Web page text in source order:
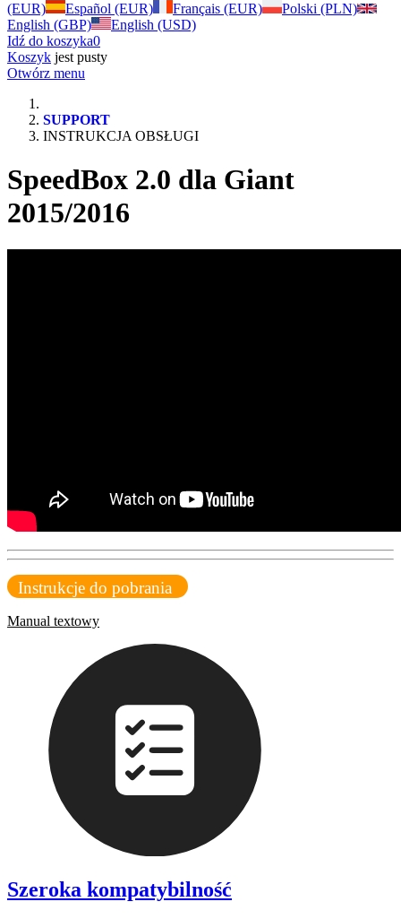
(EUR)
Español (EUR) Français (EUR)
Polski (PLN)
English (GBP)
English (USD)
Idź do koszyka0
Koszyk jest pusty
Otwórz menu
SUPPORT
INSTRUKCJA OBSŁUGI
SpeedBox 2.0 dla Giant
2015/2016
Instrukcje do pobrania
Manual textowy
Szeroka kompatybilność